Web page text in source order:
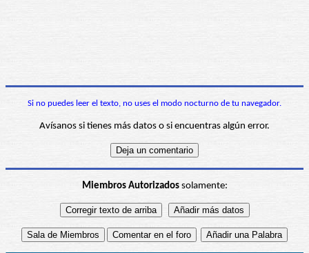
Si no puedes leer el texto, no uses el modo nocturno de tu navegador.
Avísanos si tienes más datos o si encuentras algún error.
Miembros Autorizadossolamente: